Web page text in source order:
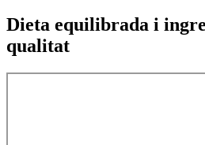
Dieta equilibrada i
qualitat